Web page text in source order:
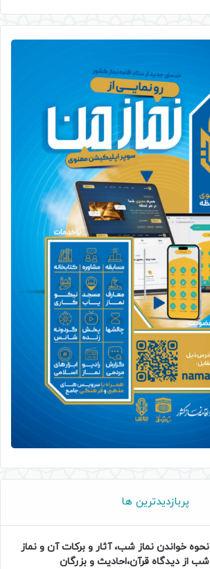
پربازدیدترین ها
نحوه خواندن نماز شب، آثار و برکات آن و نماز
شب از دیدگاه قرآن،احادیث و بزرگان